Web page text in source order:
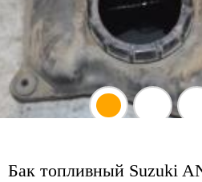
Бак топливный Suzuki